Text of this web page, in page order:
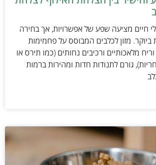
חיים מציעה שפע של אפשרויות, אך בחירה
ביוקר. מזון לכלבים המבוסס על פחמימות
מלאכותיים ורכיבים נחותים (כמו תירס או
גורם לתנודות חדות ומהירות ברמות